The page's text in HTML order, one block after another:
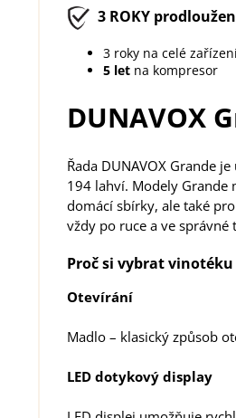
3 ROKY
3 roky na celé
5 let na kompresor
DUNAVOX
Řada DUNAVOX Grande
194 lahví. Modely Grande
domácí sbírky, ale také pro
vždy po ruce a ve
Proč si vybrat vinotéku
Otevírání
Madlo – klasický způsob
LED dotykový display